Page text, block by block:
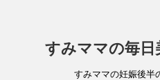
すみママの毎
すみママの妊娠後半